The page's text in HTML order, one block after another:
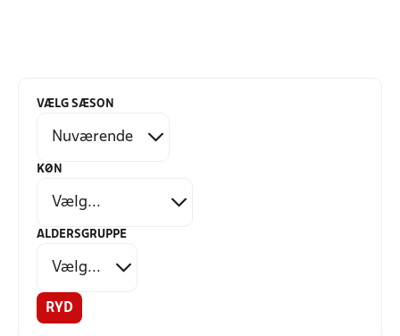
VÆLG SÆSON
KØN
ALDERSGRUPPE
RYD